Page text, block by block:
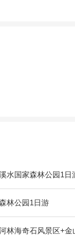
水国家森林公园1日
林公园1日游
林海奇石风景区+